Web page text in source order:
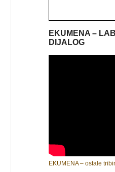
EKUMENA –
DIJALOG
EKUMENA – ostale